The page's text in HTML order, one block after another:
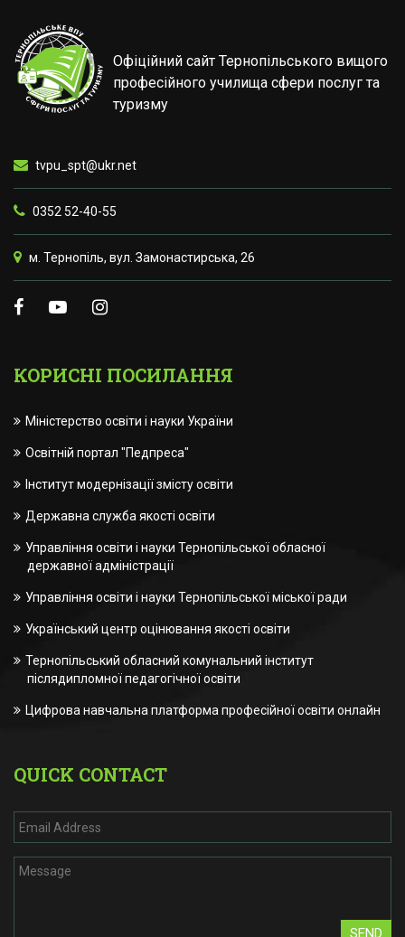
Офіційний сайт Тернопільського вищого
професійного училища сфери послуг та
туризму
tvpu_spt@ukr.net
0352 52-40-55
м. Тернопіль, вул. Замонастирська, 26
КОРИСНІ ПОСИЛАННЯ
Міністерство освіти і науки України
Освітній портал "Педпреса"
Інститут модернізації змісту освіти
Державна служба якості освіти
Управління освіти і науки Тернопільської обласної
державної адміністрації
Управління освіти і науки Тернопільської міської ради
Український центр оцінювання якості освіти
Тернопільський обласний комунальний інститут
післядипломної педагогічної освіти
Цифрова навчальна платформа професійної освіти онлайн
QUICK CONTACT
SEND